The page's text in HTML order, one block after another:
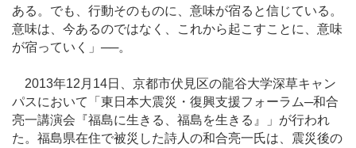
ある。でも、行動そのものに、意味が宿ると信じている。
意味は、今あるのではなく、これから起こすことに、意味
が宿っていく」──。
2013年12月14日、京都市伏見区の龍谷大学深草キャン
パスにおいて「東日本大震災・復興支援フォーラム─和合
亮一講演会『福島に生きる、福島を生きる』」が行われ
た。福島県在住で被災した詩人の和合亮一氏は、震災後の